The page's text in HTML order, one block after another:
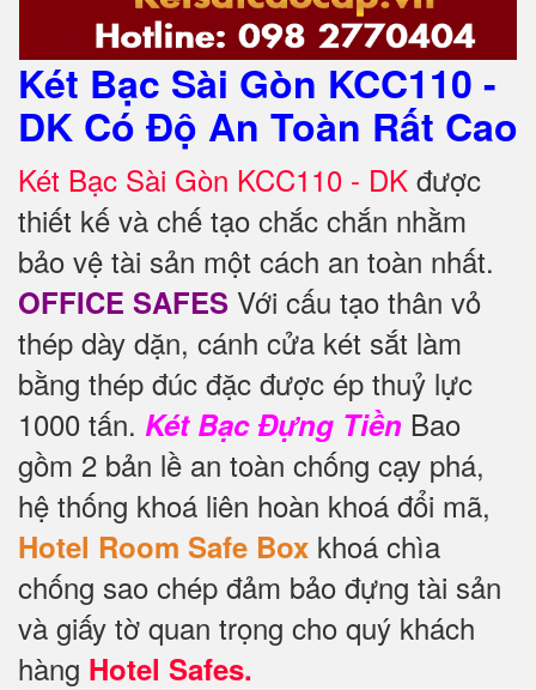
Két Bạc Sài Gòn KCC110 -
DK Có Độ An Toàn Rất Cao
Két Bạc Sài Gòn KCC110 - DK được
thiết kế và chế tạo chắc chắn nhằm
bảo vệ tài sản một cách an toàn nhất.
OFFICE SAFES Với cấu tạo thân vỏ
thép dày dặn, cánh cửa két sắt làm
bằng thép đúc đặc được ép thuỷ lực
1000 tấn. Két Bạc Đựng Tiền Bao
gồm 2 bản lề an toàn chống cạy phá,
hệ thống khoá liên hoàn khoá đổi mã,
Hotel Room Safe Box khoá chìa
chống sao chép đảm bảo đựng tài sản
và giấy tờ quan trọng cho quý khách
hàng Hotel Safes.